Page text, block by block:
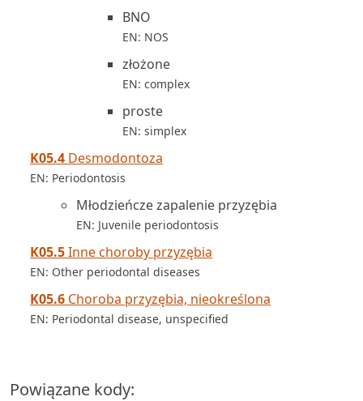
BNO
EN: NOS
złożone
EN: complex
proste
EN: simplex
K05.4 Desmodontoza
EN: Periodontosis
Młodzieńcze zapalenie przyzębia
EN: Juvenile periodontosis
K05.5Inne choroby przyzębia
EN: Other periodontal diseases
K05.6 Choroba przyzębia, nieokreślona
EN: Periodontal disease, unspecified
Powiązane kody: